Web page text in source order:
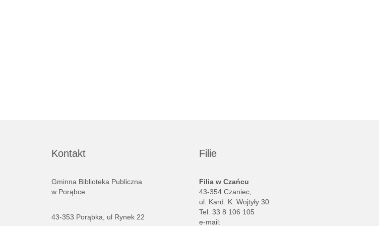
Kontakt
Gminna Biblioteka Publiczna
w Porąbce
43-353 Porąbka, ul Rynek 22
Filie
Filia w Czańcu
43-354 Czaniec,
ul. Kard. K. Wojtyły 30
Tel. 33 8 106 105
e-mail: